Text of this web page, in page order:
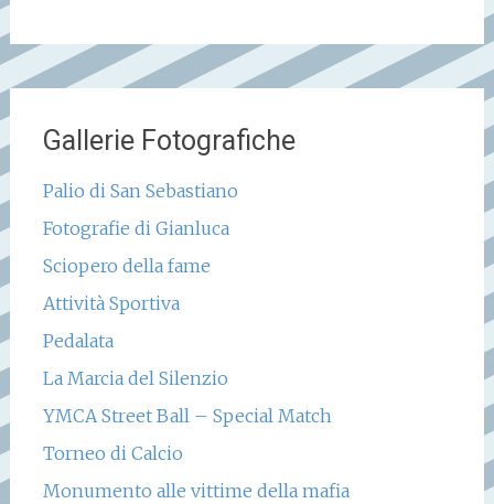
Gallerie Fotografiche
Palio di San Sebastiano
Fotografie di Gianluca
Sciopero della fame
Attività Sportiva
Pedalata
La Marcia del Silenzio
YMCA Street Ball – Special Match
Torneo di Calcio
Monumento alle vittime della mafia